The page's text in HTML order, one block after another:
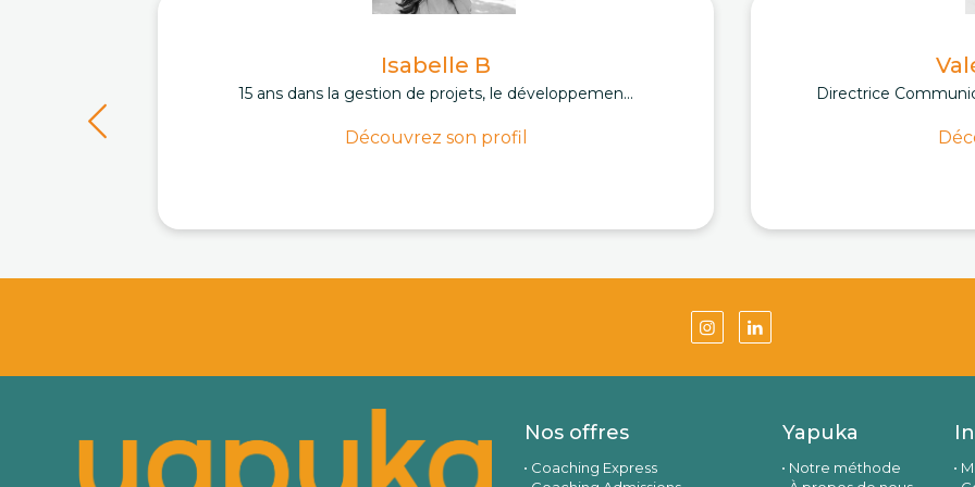
Isabelle B
15 ans dans la gestion de projets, le développemen...
Découvrez son profil
Directrice
Nos offres
Coaching Express
Yapuka
Notre méthode